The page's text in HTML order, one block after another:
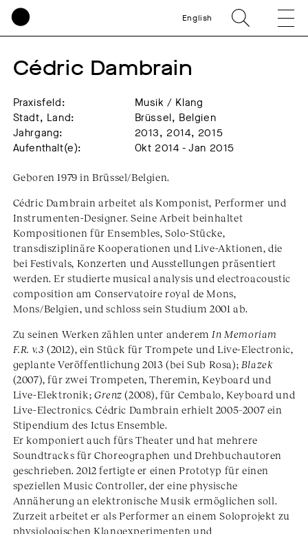
English
Cédric Dambrain
Praxisfeld:
Musik / Klang
Stadt, Land:
Brüssel, Belgien
Jahrgang:
2013, 2014, 2015
Aufenthalt(e):
Okt 2014 - Jan 2015
Geboren 1979 in Brüssel/Belgien.
Cédric Dambrain arbeitet als Komponist, Performer und
Instrumenten-Designer. Seine Arbeit beinhaltet
Kompositionen für Ensembles, Solo-Stücke,
transdisziplinäre Kooperationen und Live-Aktionen, die
bei Festivals, Konzerten und Ausstellungen präsentiert
werden. Er studierte musical analysis und electroacoustic
composition am Conservatoire royal de Mons,
Mons/Belgien, und schloss sein Studium 2001 ab.
Zu seinen Werken zählen unter anderem In Memoriam
F.R. v.3(2012), ein Stück für Trompete und Live-Electronic,
geplante Veröffentlichung 2013 (bei Sub Rosa); Blazek
(2007), für zwei Trompeten, Theremin, Keyboard und
Live-Elektronik; Grenz (2008), für Cembalo, Keyboard und
Live-Electronics. Cédric Dambrain erhielt 2005–2007 ein
Stipendium des Ictus Ensemble.
Er komponiert auch fürs Theater und hat mehrere
Soundtracks für Choreographen und Drehbuchautoren
geschrieben. 2012 fertigte er einen Prototyp für einen
speziellen Music Controller, der eine physische
Annäherung an elektronische Musik ermöglichen soll.
Zurzeit arbeitet er als Performer an einem Soloprojekt zu
physiologischen Klangexperimenten und